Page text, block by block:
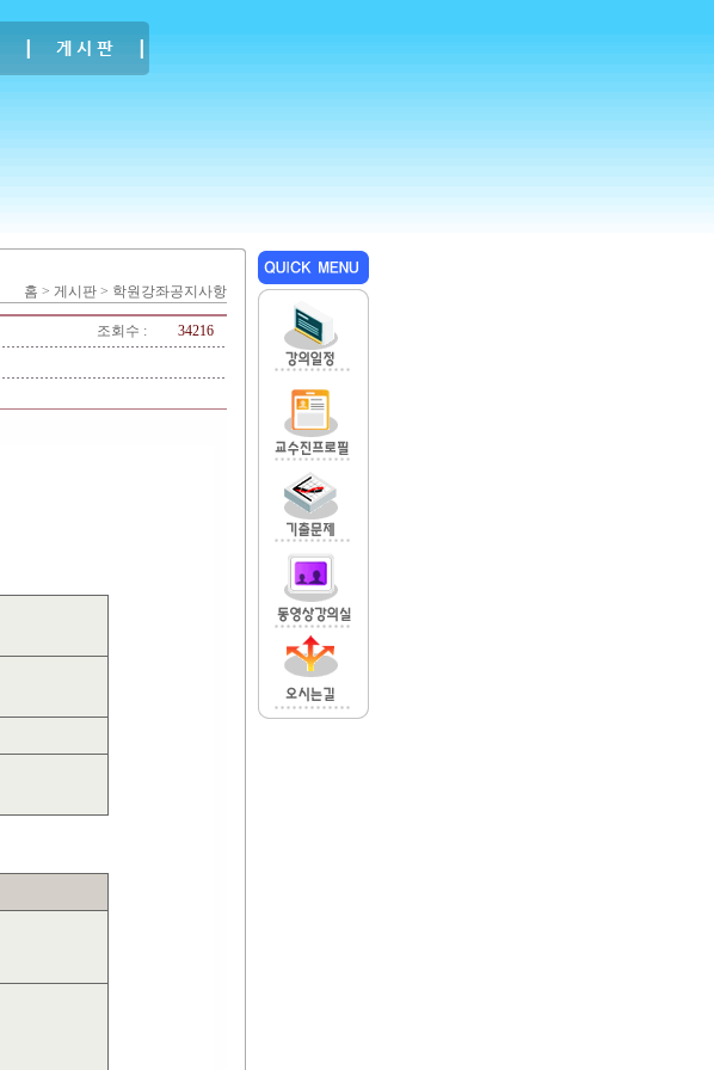
홈 > 게시판 > 학원강좌공지사항
조회수 :
34216